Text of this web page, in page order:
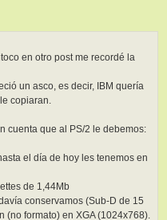
en otro post me recordé la
un asco, es decir, IBM quería
copiaran.
cuenta que al PS/2 le debemos:
el día de hoy les tenemos en
de 1,44Mb
conservamos (Sub-D de 15
(no formato) en XGA (1024x768).